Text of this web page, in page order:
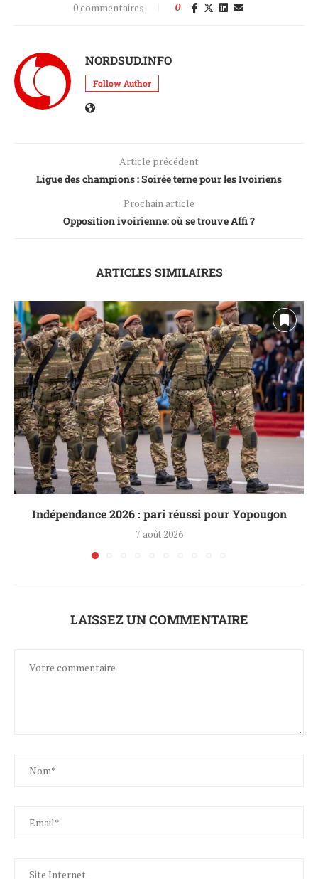
0 commentaires 0
NORDSUD.INFO
Follow Author
Article précédent
Ligue des champions : Soirée terne pour les Ivoiriens
Prochain article
Opposition ivoirienne: où se trouve Affi ?
ARTICLES SIMILAIRES
Indépendance 2026 : pari réussi pour Yopougon
7 août 2026
LAISSEZ UN COMMENTAIRE